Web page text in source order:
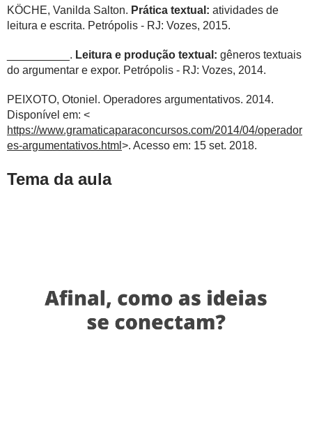
KÖCHE, Vanilda Salton. Prática textual: atividades de
leitura e escrita. Petrópolis - RJ: Vozes, 2015.
__________. Leitura e produção textual: gêneros textuais
do argumentar e expor. Petrópolis - RJ: Vozes, 2014.
PEIXOTO, Otoniel. Operadores argumentativos. 2014.
Disponível em: <
https://www.gramaticaparaconcursos.com/2014/04/operador
es-argumentativos.html >. Acesso em: 15 set. 2018.
Tema da aula